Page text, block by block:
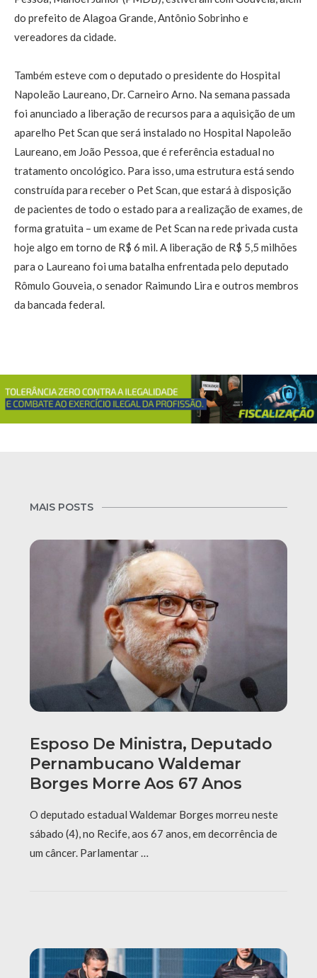
do prefeito de Alagoa Grande, Antônio Sobrinho e
vereadores da cidade.
Também esteve com o deputado o presidente do Hospital
Napoleão Laureano, Dr. Carneiro Arno. Na semana passada
foi anunciado a liberação de recursos para a aquisição de um
aparelho Pet Scan que será instalado no Hospital Napoleão
Laureano, em João Pessoa, que é referência estadual no
tratamento oncológico. Para isso, uma estrutura está sendo
construída para receber o Pet Scan, que estará à disposição
de pacientes de todo o estado para a realização de exames, de
forma gratuita – um exame de Pet Scan na rede privada custa
hoje algo em torno de R$ 6 mil. A liberação de R$ 5,5 milhões
para o Laureano foi uma batalha enfrentada pelo deputado
Rômulo Gouveia, o senador Raimundo Lira e outros membros
da bancada federal.
MAIS POSTS
Esposo De Ministra, Deputado
Pernambucano Waldemar
Borges Morre Aos 67 Anos
O deputado estadual Waldemar Borges morreu neste
sábado (4), no Recife, aos 67 anos, em decorrência de
um câncer. Parlamentar …